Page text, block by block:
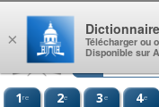
Aller au contenu
1re 2e 3e 4e
×
Télécharger ou
Disponible sur